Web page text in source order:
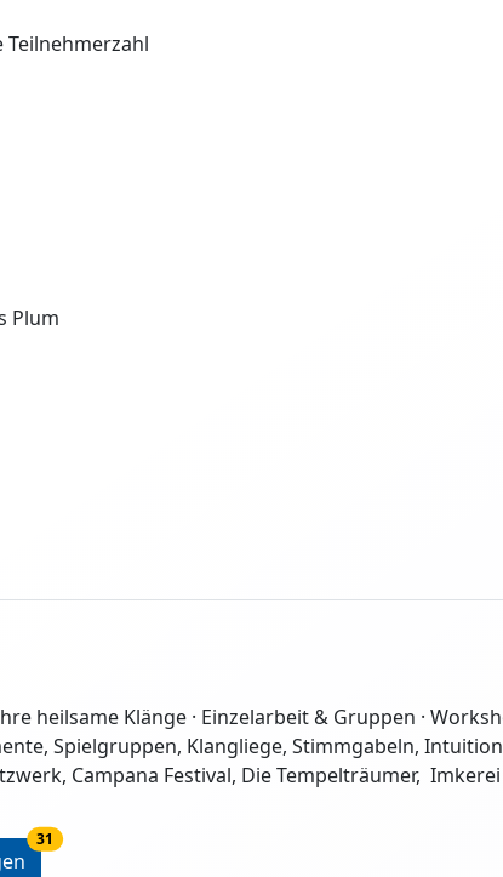
Plum
heilsame Klänge · Einzelarbeit & Gruppen ·
Spielgruppen, Klangliege, Stimmgabeln, Intuition
Campana Festival, Die Tempelträumer,
31